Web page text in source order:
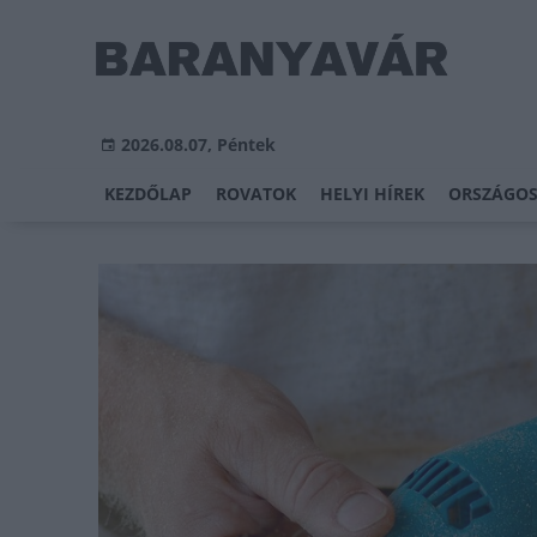
2026.08.07, Péntek
KEZDŐLAP ROVATOK HELYI HÍREK